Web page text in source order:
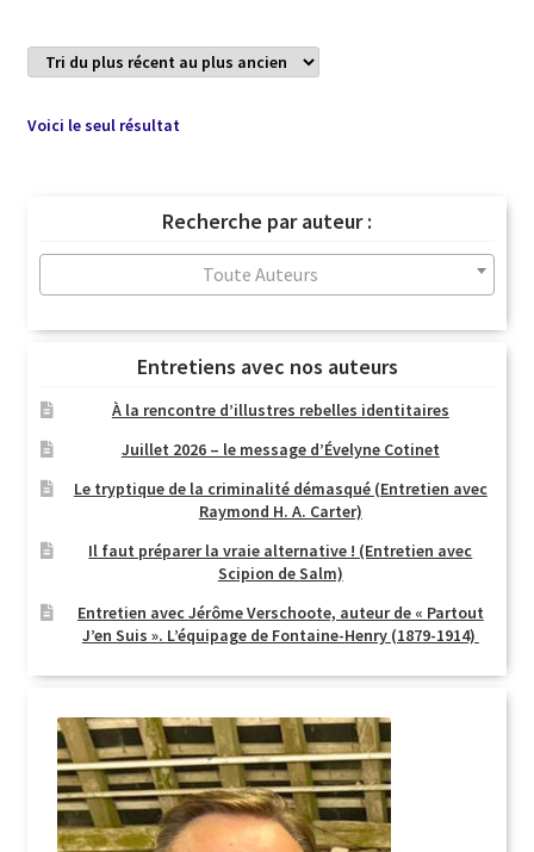
Voici le seul résultat
Recherche par auteur :
Toute Auteurs
Entretiens avec nos auteurs
À la rencontre d’illustres rebelles identitaires
Juillet 2026 – le message d’Évelyne Cotinet
Le tryptique de la criminalité démasqué (Entretien avec
Raymond H. A. Carter)
Il faut préparer la vraie alternative ! (Entretien avec
Scipion de Salm)
Entretien avec Jérôme Verschoote, auteur de « Partout
J’en Suis ». L’équipage de Fontaine-Henry (1879-1914)